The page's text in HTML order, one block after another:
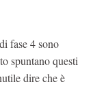
fase 4 sono
spuntano questi
dire che è